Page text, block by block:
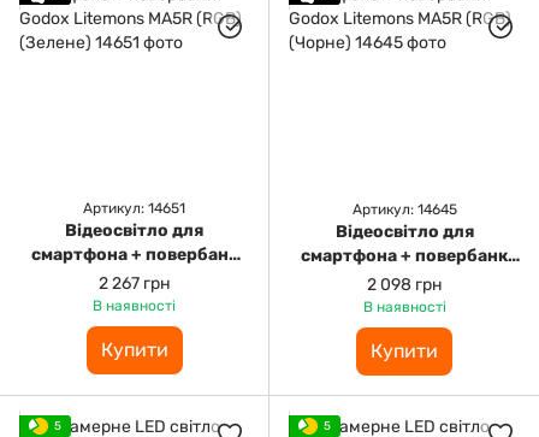
Артикул: 14651
Відеосвітло для
смартфона + повербанк
Godox Litemons MA5R
(RGB) (Зелене)
2 267 грн
В наявності
Купити
Артикул: 14645
Відеосвітло для
смартфона + повербанк
Godox Litemons MA5R
(RGB) (Чорне)
2 098 грн
В наявності
Купити
5 5